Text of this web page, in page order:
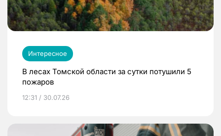
Интересное
В лесах Томской области за сутки потушили 5
пожаров
12:31 / 30.07.26